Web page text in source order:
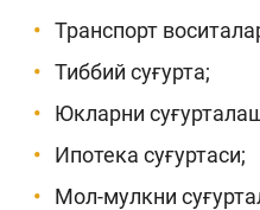
Транспорт
Тиббий суғурта;
Юкларни
Ипотека суғуртаси;
Мол-мулкни